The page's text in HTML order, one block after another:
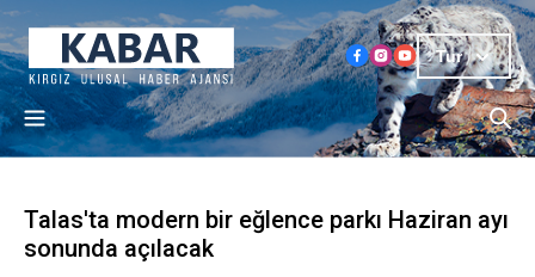
Tur
Talas'ta modern bir eğlence parkı Haziran ayı
sonunda açılacak